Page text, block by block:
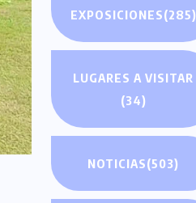
EXPOSICIONES(285)
LUGARES A VISITAR
(34)
NOTICIAS(503)